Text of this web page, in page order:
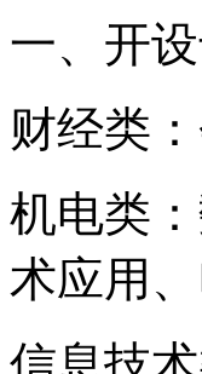
一、开
财经类
机电类
术应用
信息技